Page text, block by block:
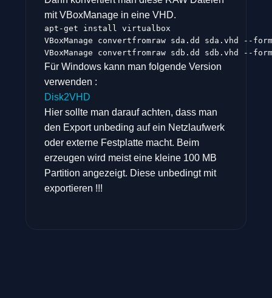
mit VBoxManage in eine VHD.
apt-get install virtualbox
VBoxManage convertfromraw sda.dd sda.vhd --
VBoxManage convertfromraw sdb.dd sdb.vhd --
Für Windows kann man folgende Version
verwenden :
Disk2VHD
Hier sollte man darauf achten, dass man
den Export unbeding auf ein Netzlaufwerk
oder externe Festplatte macht. Beim
erzeugen wird meist eine kleine 100 MB
Partition angezeigt. Diese unbedingt mit
exportieren !!!